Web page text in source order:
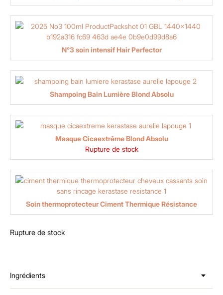
N°3 soin intensif Hair Perfector
Shampoing Bain Lumière Blond Absolu
Masque Cicaextrême Blond Absolu
Rupture de stock
Soin thermoprotecteur Ciment Thermique Résistance
Rupture de stock
Ingrédients